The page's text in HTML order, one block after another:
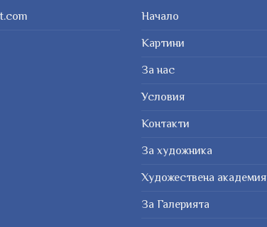
Начало
Картини
За нас
Условия
Контакти
За художника
Художествена академия
За Галерията